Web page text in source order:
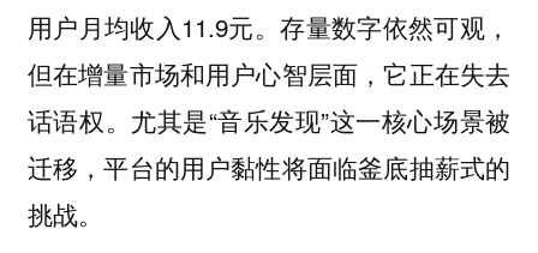
用户月均收入11.9元。存量数字依然可观，
但在增量市场和用户心智层面，它正在失去
话语权。尤其是“音乐发现”这一核心场景被
迁移，平台的用户黏性将面临釜底抽薪式的
挑战。